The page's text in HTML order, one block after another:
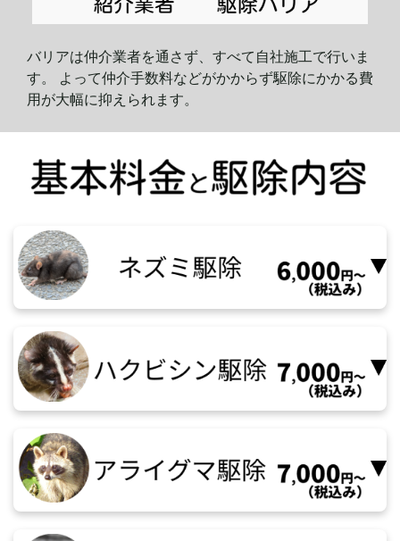
バリアは仲介業者を通さず、すべて自社施工で行いま
す。 よって仲介手数料などがかからず駆除にかかる費
用が大幅に抑えられます。